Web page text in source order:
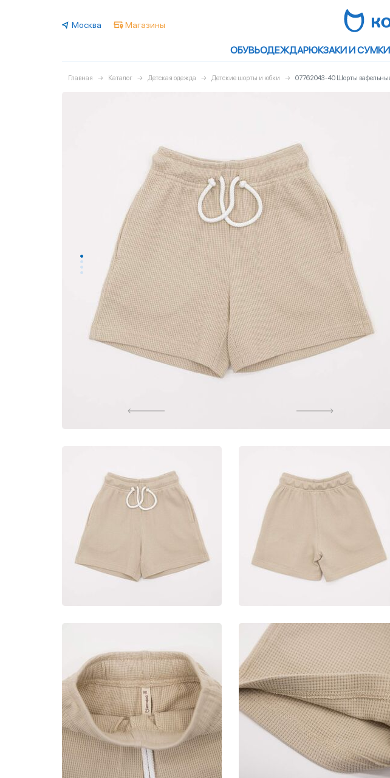
Москва Магазины
ОБУВЬОДЕЖДАРЮКЗАКИ И СУМКИ
Главная Каталог Детская одежда Детские шорты и юбки 07762043-40 Шорты